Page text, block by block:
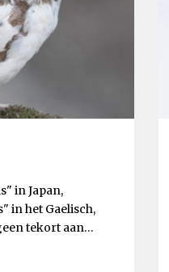
in Japan,
in het Gaelisch,
tekort aan